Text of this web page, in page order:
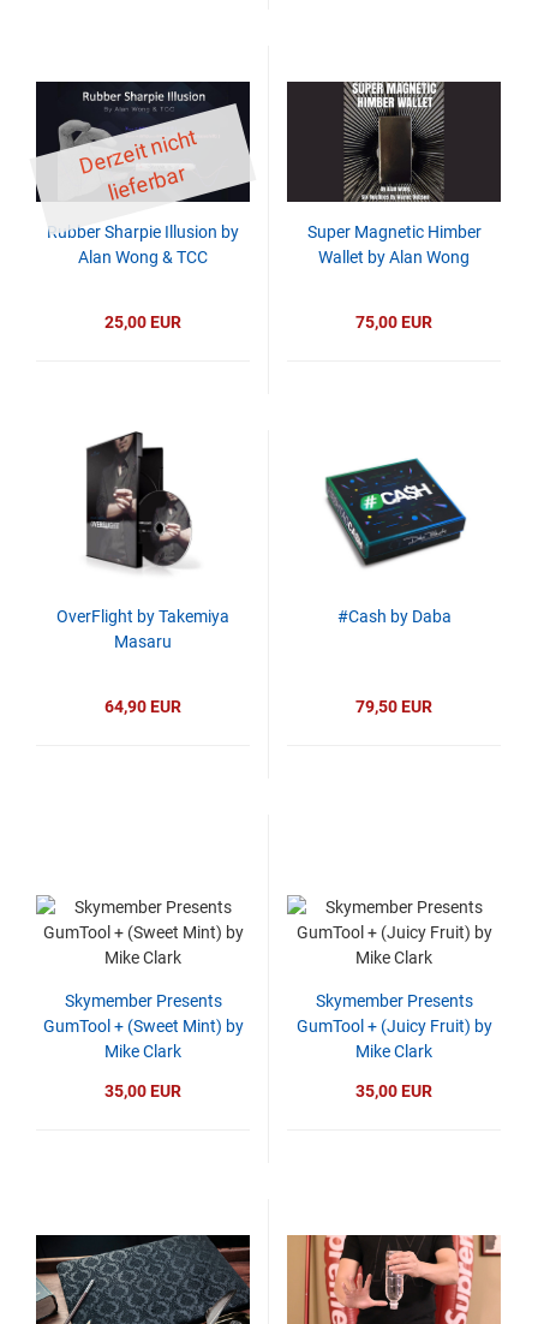
D
er
z
eit
ni
c
ht
li
ef
er
b
ar
Rubber Sharpie Illusion by
Alan Wong & TCC
25,00 EUR
Super Magnetic Himber
Wallet by Alan Wong
75,00 EUR
OverFlight by Takemiya
Masaru
64,90 EUR
#Cash by Daba
79,50 EUR
Skymember Presents
GumTool + (Sweet Mint) by
Mike Clark
35,00 EUR
Skymember Presents
GumTool + (Juicy Fruit) by
Mike Clark
35,00 EUR